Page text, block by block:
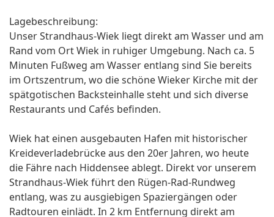
Lagebeschreibung:
Unser Strandhaus-Wiek liegt direkt am Wasser und am
Rand vom Ort Wiek in ruhiger Umgebung. Nach ca. 5
Minuten Fußweg am Wasser entlang sind Sie bereits
im Ortszentrum, wo die schöne Wieker Kirche mit der
spätgotischen Backsteinhalle steht und sich diverse
Restaurants und Cafés befinden.
Wiek hat einen ausgebauten Hafen mit historischer
Kreideverladebrücke aus den 20er Jahren, wo heute
die Fähre nach Hiddensee ablegt. Direkt vor unserem
Strandhaus-Wiek führt den Rügen-Rad-Rundweg
entlang, was zu ausgiebigen Spaziergängen oder
Radtouren einlädt. In 2 km Entfernung direkt am